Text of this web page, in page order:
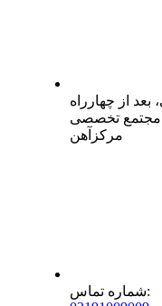
بعد از چهارراه
نبش کوچه عدالت(81)، مجتمع تخصصی
مرکزآهن
شماره تماس: